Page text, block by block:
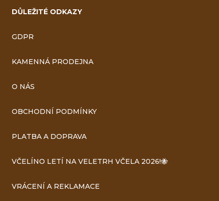
DŮLEŽITÉ ODKAZY
GDPR
KAMENNÁ PRODEJNA
O NÁS
OBCHODNÍ PODMÍNKY
PLATBA A DOPRAVA
VČELÍNO LETÍ NA VELETRH VČELA 2026!🐝
VRÁCENÍ A REKLAMACE